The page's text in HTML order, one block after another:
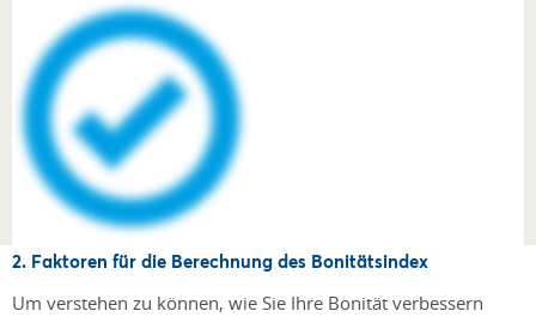
2. Faktoren für die Berechnung des Bonitätsindex
Um verstehen zu können, wie Sie Ihre Bonität verbessern